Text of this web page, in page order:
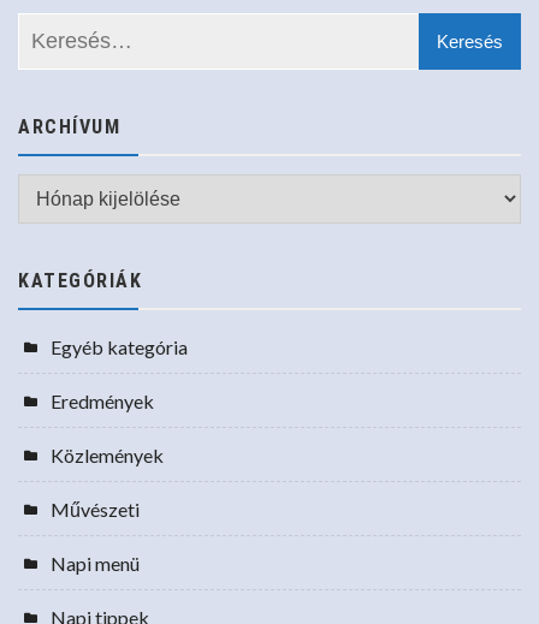
ARCHÍVUM
Archívum
KATEGÓRIÁK
Egyéb kategória
Eredmények
Közlemények
Művészeti
Napi menü
Napi tippek